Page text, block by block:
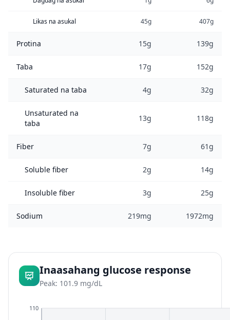
Likas na asukal 45g 407g
Protina 15g 139g
Taba 17g 152g
Saturated na taba 4g 32g
Unsaturated na
taba
13g 118g
Fiber 7g 61g
Soluble fiber 2g 14g
Insoluble fiber 3g 25g
Sodium 219mg 1972mg
Inaasahang glucose response
Peak: 101.9 mg/dL
110